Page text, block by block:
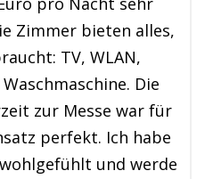
Zimmer bieten alles,
TV, WLAN,
Die
zur Messe war für
perfekt. Ich habe
und werde